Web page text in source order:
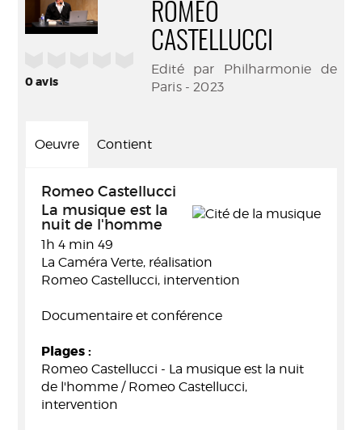
0avis
ROMEO
CASTELLUCCI
Edité par Philharmonie de
Paris - 2023
Oeuvre Contient
Romeo Castellucci
La musique est la
nuit de l'homme
1h 4 min 49
La Caméra Verte, réalisation
Romeo Castellucci, intervention
Documentaire et conférence
Plages :
Romeo Castellucci - La musique est la nuit
de l'homme / Romeo Castellucci,
intervention